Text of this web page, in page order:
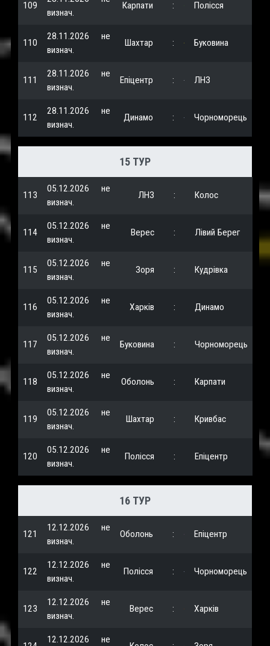
109
визнач.
Карпати : Полісся
110
28.11.2026
не
визнач.
Шахтар : Буковина
111
28.11.2026
не
визнач.
Епіцентр : ЛНЗ
112
28.11.2026
не
визнач.
Динамо : Чорноморець
15 ТУР
113
05.12.2026
не
визнач.
ЛНЗ : Колос
114
05.12.2026
не
визнач.
Верес : Лівий Берег
115
05.12.2026
не
визнач.
Зоря : Кудрівка
116
05.12.2026
не
визнач.
Харків : Динамо
117
05.12.2026
не
визнач.
Буковина : Чорноморець
118
05.12.2026
не
визнач.
Оболонь : Карпати
119
05.12.2026
не
визнач.
Шахтар : Кривбас
120
05.12.2026
не
визнач.
Полісся : Епіцентр
16 ТУР
121
12.12.2026
не
визнач.
Оболонь : Епіцентр
122
12.12.2026
не
визнач.
Полісся : Чорноморець
123
12.12.2026
не
визнач.
Верес : Харків
12.12.2026
не